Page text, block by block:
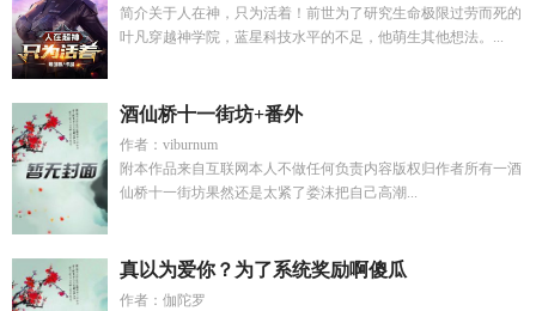
简介关于人在神，只为活着！前世为了研究生命极限过劳而死的
叶凡穿越神学院，蓝星科技水平的不足，他萌生其他想法。...
酒仙桥十一街坊+番外
作者：viburnum
附本作品来自互联网本人不做任何负责内容版权归作者所有一酒
仙桥十一街坊果然还是太紧了娄沫把自己高潮...
真以为爱你？为了系统奖励啊傻瓜
作者：伽陀罗